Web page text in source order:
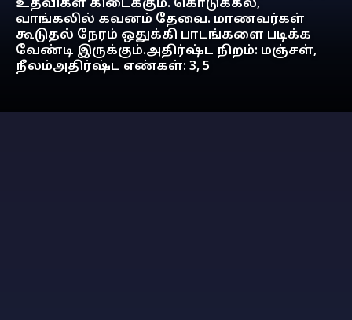
உதவிகள் கிடைக்கும். கொடுக்கல்,
வாங்கலில் கவனம் தேவை. மாணவர்கள்
கூடுதல் நேரம் ஒதுக்கி பாடங்களை படிக்க
வேண்டி இருக்கும்.அதிர்ஷ்ட நிறம்: மஞ்சள்,
நீலம்அதிர்ஷ்ட எண்கள்: 3, 5